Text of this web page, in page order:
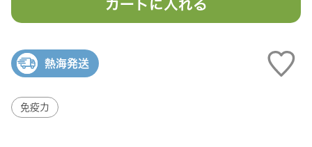
カートに入れる
熱海発送
免疫力